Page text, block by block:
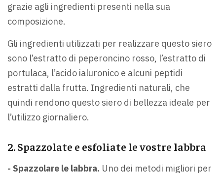
grazie agli ingredienti presenti nella sua
composizione.
Gli ingredienti utilizzati per realizzare questo siero
sono l’estratto di peperoncino rosso, l’estratto di
portulaca, l’acido ialuronico e alcuni peptidi
estratti dalla frutta. Ingredienti naturali, che
quindi rendono questo siero di bellezza ideale per
l’utilizzo giornaliero.
2. Spazzolate e esfoliate le vostre labbra
- Spazzolare le labbra. Uno dei metodi migliori per